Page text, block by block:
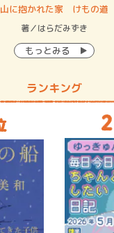
山に抱かれた家 けもの道
著／はらだみずき
もっとみる
ランキング